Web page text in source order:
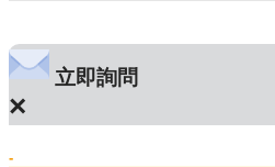
立即詢問
×
-